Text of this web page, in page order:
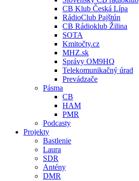
CB Klub Česká Lípa
RádioClub Pajštún
CB Rádioklub Žilina
SOTA
Kmitočty.cz
MHZ.sk
Správy OM9HQ
Telekomunikačný úrad
Prevádzače
Pásma
CB
HAM
PMR
Podcasty
Projekty
Bastlenie
Laura
SDR
Antény
DMR